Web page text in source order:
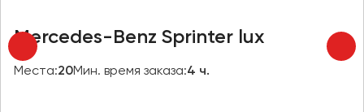
Mercedes-Benz Sprinter lux
Места:20Мин. время заказа:4 ч.